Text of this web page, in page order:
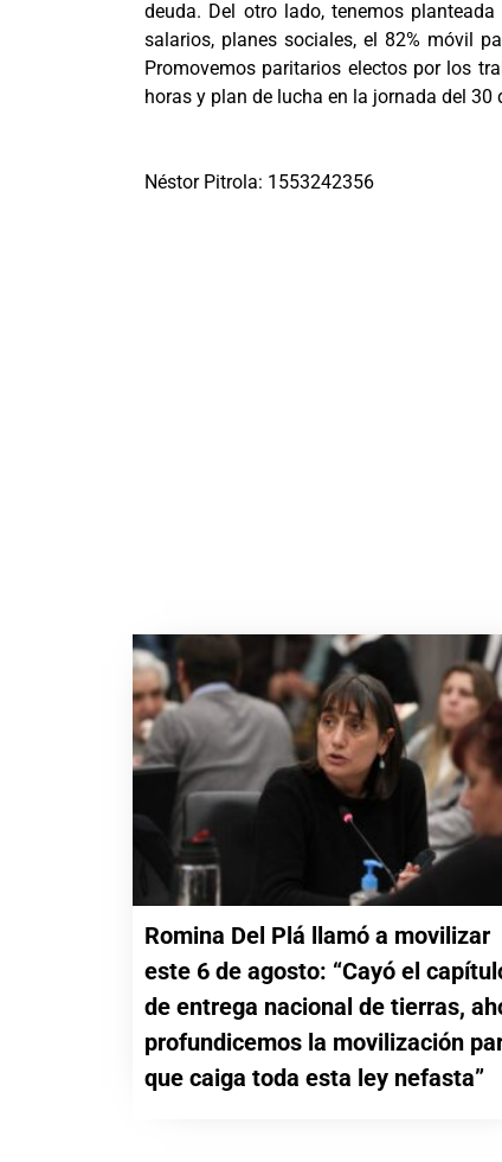
deuda. Del otro lado, tenemos
salarios, planes sociales, el 82% móvil
Promovemos paritarios electos por los
horas y plan de lucha en la jornada del 30
Néstor Pitrola: 1553242356
Romina Del Plá llamó a movilizar
este 6 de agosto: “Cayó el
de entrega nacional de tierras,
profundicemos la movilización
que caiga toda esta ley nefasta”